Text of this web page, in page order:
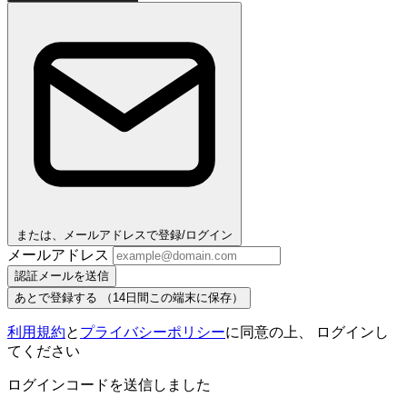
または、メールアドレスで登録/ログイン
メールアドレス
認証メールを送信
あとで登録する
（14日間この端末に保存）
利用規約と プライバシーポリシーに同意の上、 ログインし
てください
ログインコードを送信しました